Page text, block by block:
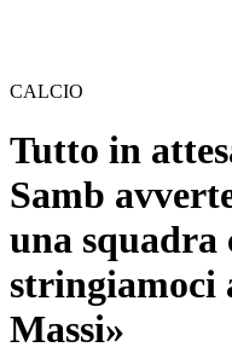
CALCIO
Tutto in
Samb
una squadra
stringiamoci
Massi»